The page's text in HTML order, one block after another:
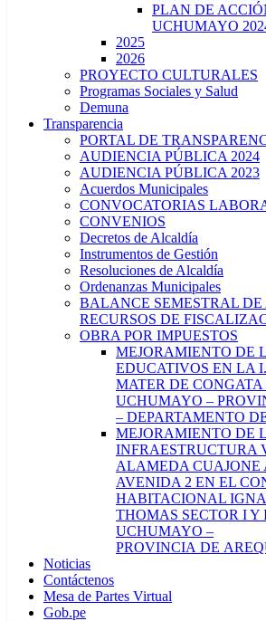
PLAN DE
UCHUMAYO
2025
2026
PROYECTO CULTURALES
Programas Sociales y Salud
Demuna
Transparencia
PORTAL DE
AUDIENCIA PÚBLICA 2024
AUDIENCIA PÚBLICA 2023
Acuerdos Municipales
CONVOCATORIAS
CONVENIOS
Decretos de Alcaldía
Instrumentos de Gestión
Resoluciones de Alcaldía
Ordenanzas Municipales
BALANCE SEMESTRAL
RECURSOS DE
OBRA POR IMPUESTOS
MEJORAMIENTO DE
EDUCATIVOS EN LA
MATER DE
UCHUMAYO –
– DEPARTAMENTO
MEJORAMIENTO DE
INFRAESTRUCTURA
ALAMEDA CUAJONE
AVENIDA 2 EN EL
HABITACIONAL
THOMAS SECTOR I Y
UCHUMAYO –
PROVINCIA DE
Noticias
Contáctenos
Mesa de Partes Virtual
Gob.pe